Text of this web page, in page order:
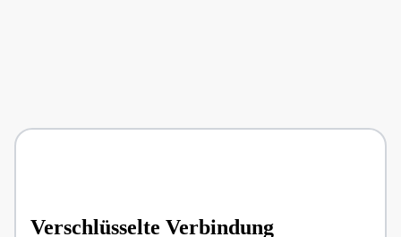
Verschlüsselte Verbindung